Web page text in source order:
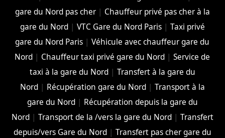
gare du Nord pas cher| Chauffeur privé pas cher à la
gare du Nord| VTC Gare du Nord Paris| Taxi privé
gare du Nord Paris |Véhicule avec chauffeur gare du
Nord | Chauffeur taxi privé gare du Nord |Service de
taxi à la gare du Nord| Transfert à la gare du
Nord| Récupération gare du Nord| Transport à la
gare du Nord| Récupération depuis la gare du
Nord| Transport de la /vers la gare du Nord| Transfert
depuis/vers Gare du Nord| Transfert pas cher gare du